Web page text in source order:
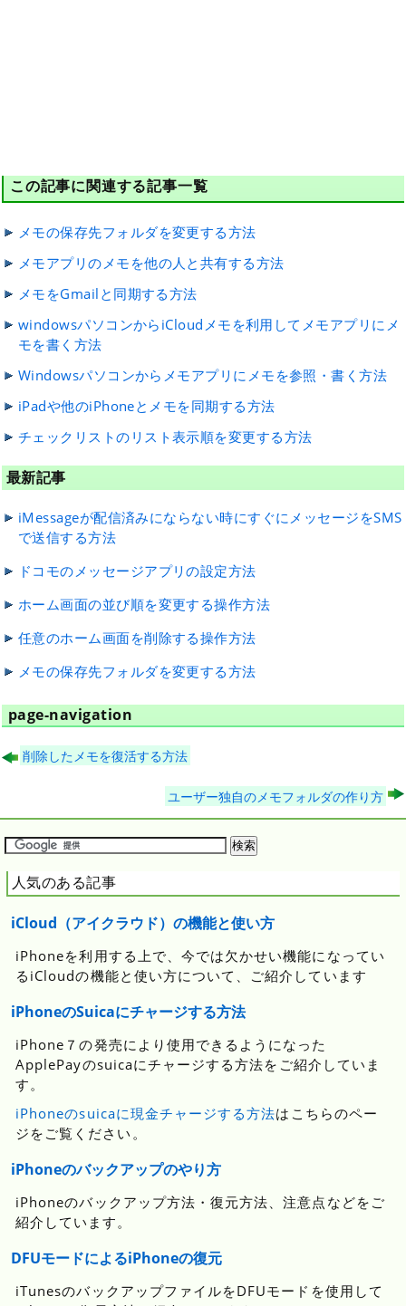
この記事に関連する記事一覧
メモの保存先フォルダを変更する方法
メモアプリのメモを他の人と共有する方法
メモをGmailと同期する方法
windowsパソコンからiCloudメモを利用してメモアプリにメ
モを書く方法
Windowsパソコンからメモアプリにメモを参照・書く方法
iPadや他のiPhoneとメモを同期する方法
チェックリストのリスト表示順を変更する方法
最新記事
iMessageが配信済みにならない時にすぐにメッセージをSMS
で送信する方法
ドコモのメッセージアプリの設定方法
ホーム画面の並び順を変更する操作方法
任意のホーム画面を削除する操作方法
メモの保存先フォルダを変更する方法
page-navigation
削除したメモを復活する方法
ユーザー独自のメモフォルダの作り方
人気のある記事
iCloud（アイクラウド）の機能と使い方
iPhoneを利用する上で、今では欠かせい機能になってい
るiCloudの機能と使い方について、ご紹介しています
iPhoneのSuicaにチャージする方法
iPhone７の発売により使用できるようになった
ApplePayのsuicaにチャージする方法をご紹介していま
す。
iPhoneのsuicaに現金チャージする方法はこちらのペー
ジをご覧ください。
iPhoneのバックアップのやり方
iPhoneのバックアップ方法・復元方法、注意点などをご
紹介しています。
DFUモードによるiPhoneの復元
iTunesのバックアップファイルをDFUモードを使用して